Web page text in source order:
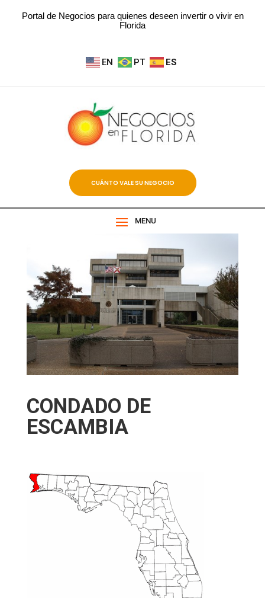
Portal de Negocios para quienes deseen invertir o vivir en
Florida
EN PT ES
CUÁNTO VALE SU NEGOCIO
MENU
CONDADO DE
ESCAMBIA